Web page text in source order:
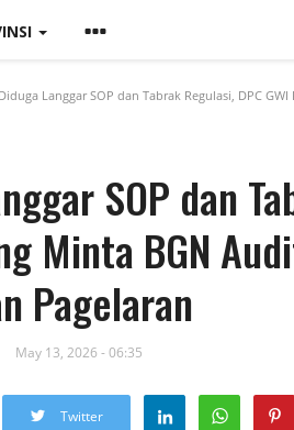
Diduga Langgar SOP dan Tabrak Regulasi, DPC
SOP dan
Minta BGN
Pagelaran
May 13, 2026 - 06:35
Twitter